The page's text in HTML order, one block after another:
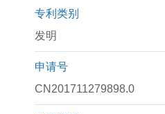
专利类别
发明
申请号
CN201711279898.0